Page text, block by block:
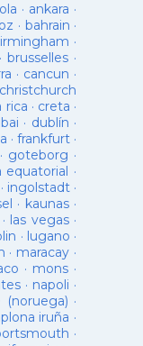
· ankara ·
· bahrain ·
·
·brusselles ·
· cancun ·
christchurch
rica · creta ·
· dublín ·
· frankfurt ·
· goteborg ·
equatorial ·
· ingolstadt·
· kaunas·
· las vegas·
· lugano ·
· maracay ·
· mons ·
· napoli ·
(noruega) ·
iruña ·
·